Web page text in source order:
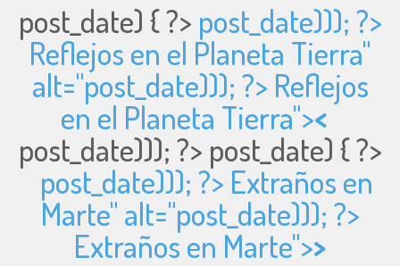
post_date) { ?> post_date))); ?>
Reflejos en el Planeta Tierra"
alt="post_date))); ?> Reflejos
en el Planeta Tierra"><
post_date))); ?> post_date) { ?>
post_date))); ?> Extraños en
Marte" alt="post_date))); ?>
Extraños en Marte">>